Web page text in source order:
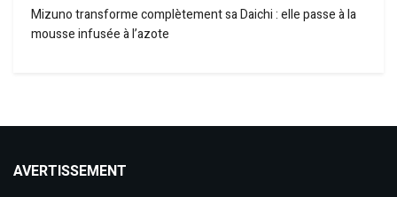
Mizuno transforme complètement sa Daichi : elle passe à la
mousse infusée à l’azote
AVERTISSEMENT